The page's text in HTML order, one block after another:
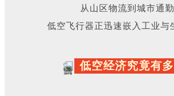
从山区物流到城市通勤
低空飞行器正迅速嵌入工业与
低空经济究竟有